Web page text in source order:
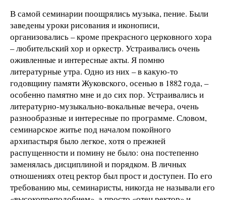
В самой семинарии поощрялись музыка, пение. Были
заведены уроки рисования и иконописи,
организовались – кроме прекрасного церковного хора
– любительский хор и оркестр. Устраивались очень
оживленные и интересные акты. Я помню
литературные утра. Одно из них – в какую-то
годовщину памяти Жуковского, осенью в 1882 года, –
особенно памятно мне и до сих пор. Устраивались и
литературно-музыкально-вокальные вечера, очень
разнообразные и интересные по программе. Словом,
семинарское житье под началом покойного
архипастыря было легкое, хотя о прежней
распущенности и помину не было: она постепенно
заменялась дисциплиной и порядком. В личных
отношениях отец ректор был прост и доступен. По его
требованию мы, семинаристы, никогда не называли его